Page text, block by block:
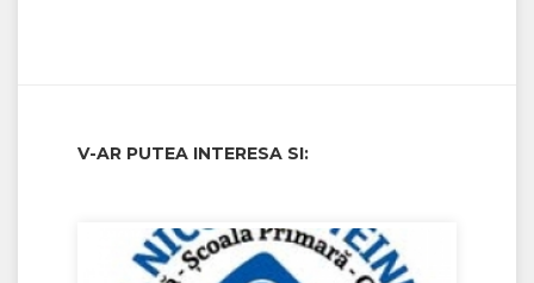
V-AR PUTEA INTERESA SI: